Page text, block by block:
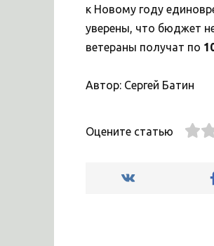
к Новому году
уверены, что бюджет
ветераны получат по
Автор: Сергей Батин
Оцените статью